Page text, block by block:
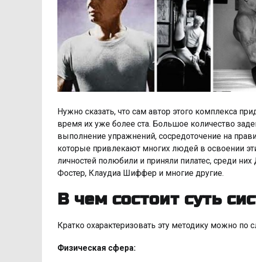
Нужно сказать, что сам автор этого комплекса
время их уже более ста. Большое количество
выполнение упражнений, сосредоточение на
которые привлекают многих людей в освоении
личностей полюбили и приняли пилатес, среди
Фостер, Клаудиа Шиффер и многие другие.
В чем состоит суть
Кратко охарактеризовать эту методику можно по
Физическая сфера: